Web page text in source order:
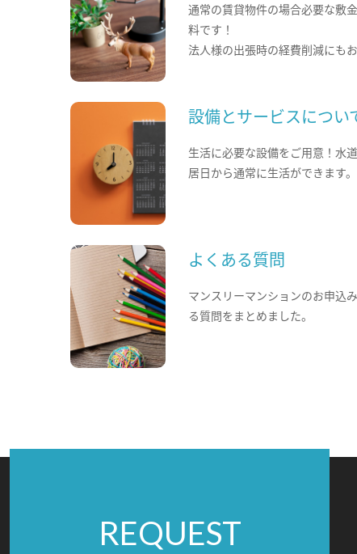
通常の賃貸物件の場合必要な敷
料です！
法人様の出張時の経費削減にもお
設備とサービスについ
生活に必要な設備をご用意！水
居日から通常に生活ができます。
よくある質問
マンスリーマンションのお申込
る質問をまとめました。
REQUEST